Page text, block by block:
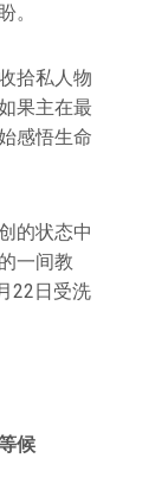
。
拾私人物
果主在最
感悟生命
的状态中
一间教
22日受洗
候